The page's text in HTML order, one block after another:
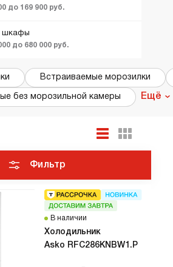
до 169 900 руб.
шкафы
до 680 000 руб.
Встраиваемые морозилки
без морозильной камеры Ещё
Фильтр
В наличии
Холодильник
Asko RFC286KNBW1.P